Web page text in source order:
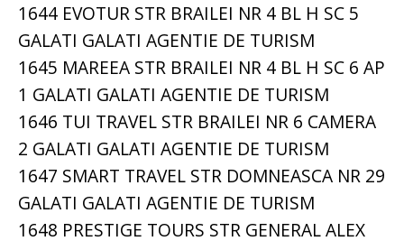
1644 EVOTUR STR BRAILEI NR 4 BL H SC 5
GALATI GALATI AGENTIE DE TURISM
1645 MAREEA STR BRAILEI NR 4 BL H SC 6 AP
1 GALATI GALATI AGENTIE DE TURISM
1646 TUI TRAVEL STR BRAILEI NR 6 CAMERA
2 GALATI GALATI AGENTIE DE TURISM
1647 SMART TRAVEL STR DOMNEASCA NR 29
GALATI GALATI AGENTIE DE TURISM
1648 PRESTIGE TOURS STR GENERAL ALEX